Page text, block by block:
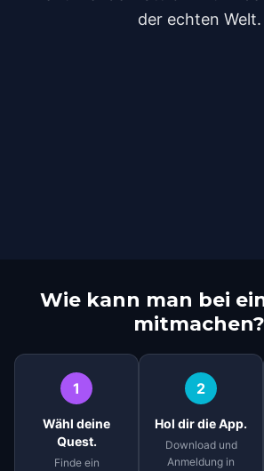
der echten Welt.
Wie kann man bei
mitmachen?
1
Wähl deine
Quest.
Finde ein
2
Hol dir die App.
Download und
Anmeldung in